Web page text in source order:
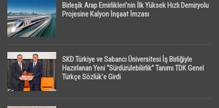
Birleşik Arap Emirlikleri’nin İlk Yüksek Hızlı Demiryolu
Projesine Kalyon İnşaat İmzası
SKD Türkiye ve Sabancı Üniversitesi İş Birliğiyle
Hazırlanan Yeni “Sürdürülebilirlik” Tanımı TDK Genel
Türkçe Sözlük’e Girdi